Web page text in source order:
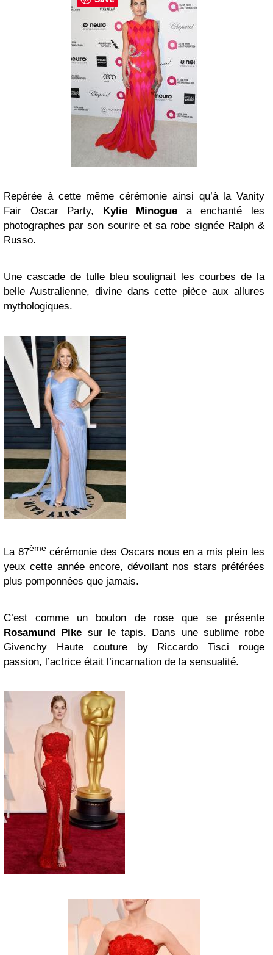
Repérée à cette même cérémonie ainsi qu’à la Vanity
Fair Oscar Party,
Kylie Minogue a enchanté les
photographes par son sourire et sa robe signée Ralph &
Russo.
Une cascade de tulle bleu soulignait les courbes de la
belle Australienne, divine dans cette pièce aux allures
mythologiques.
La 87èmecérémonie des Oscars nous en a mis plein les
yeux cette année encore, dévoilant nos stars préférées
plus pomponnées que jamais.
C’est comme un bouton de rose que se présente
Rosamund Pike sur le tapis. Dans une sublime robe
Givenchy Haute couture by Riccardo Tisci rouge
passion, l’actrice était l’incarnation de la sensualité.